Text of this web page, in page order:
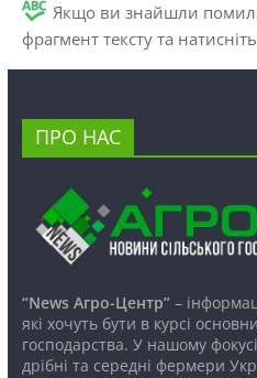
Якщо ви знайшли
фрагмент тексту та натисніть
ПРО НАС
“News Агро-Центр”–
які хочуть бути в курсі
господарства. У нашому
дрібні та середні фермери